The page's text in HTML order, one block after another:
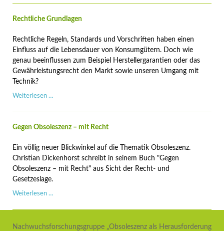
-
aktiv
mit
Circular
Action!
Rechtliche Grundlagen
Rechtliche Regeln, Standards und Vorschriften haben einen
Einfluss auf die Lebensdauer von Konsumgütern. Doch wie
genau beeinflussen zum Beispiel Herstellergarantien oder das
Gewährleistungsrecht den Markt sowie unseren Umgang mit
Technik?
Weiterlesen …
Gegen Obsoleszenz – mit Recht
Ein völlig neuer Blickwinkel auf die Thematik Obsoleszenz.
Christian Dickenhorst schreibt in seinem Buch "Gegen
Obsoleszenz – mit Recht" aus Sicht der Recht- und
Gesetzeslage.
Weiterlesen …
Nachwuchsforschungsgruppe „Obsoleszenz als Herausforderung